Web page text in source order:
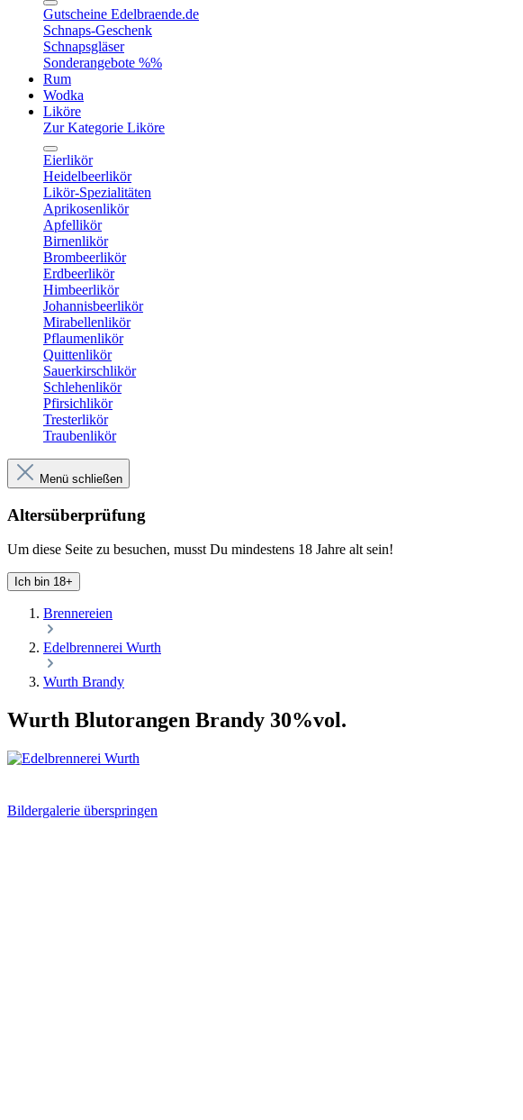
Gutscheine Edelbraende.de
Schnaps-Geschenk
Schnapsgläser
Sonderangebote %%
Rum
Wodka
Liköre
Zur Kategorie Liköre
Eierlikör
Heidelbeerlikör
Likör-Spezialitäten
Aprikosenlikör
Apfellikör
Birnenlikör
Brombeerlikör
Erdbeerlikör
Himbeerlikör
Johannisbeerlikör
Mirabellenlikör
Pflaumenlikör
Quittenlikör
Sauerkirschlikör
Schlehenlikör
Pfirsichlikör
Tresterlikör
Traubenlikör
Menü schließen
Altersüberprüfung
Um diese Seite zu besuchen, musst Du mindestens 18 Jahre alt sein!
Ich bin 18+
Brennereien
Edelbrennerei Wurth
Wurth Brandy
Wurth Blutorangen Brandy 30%vol.
Bildergalerie überspringen